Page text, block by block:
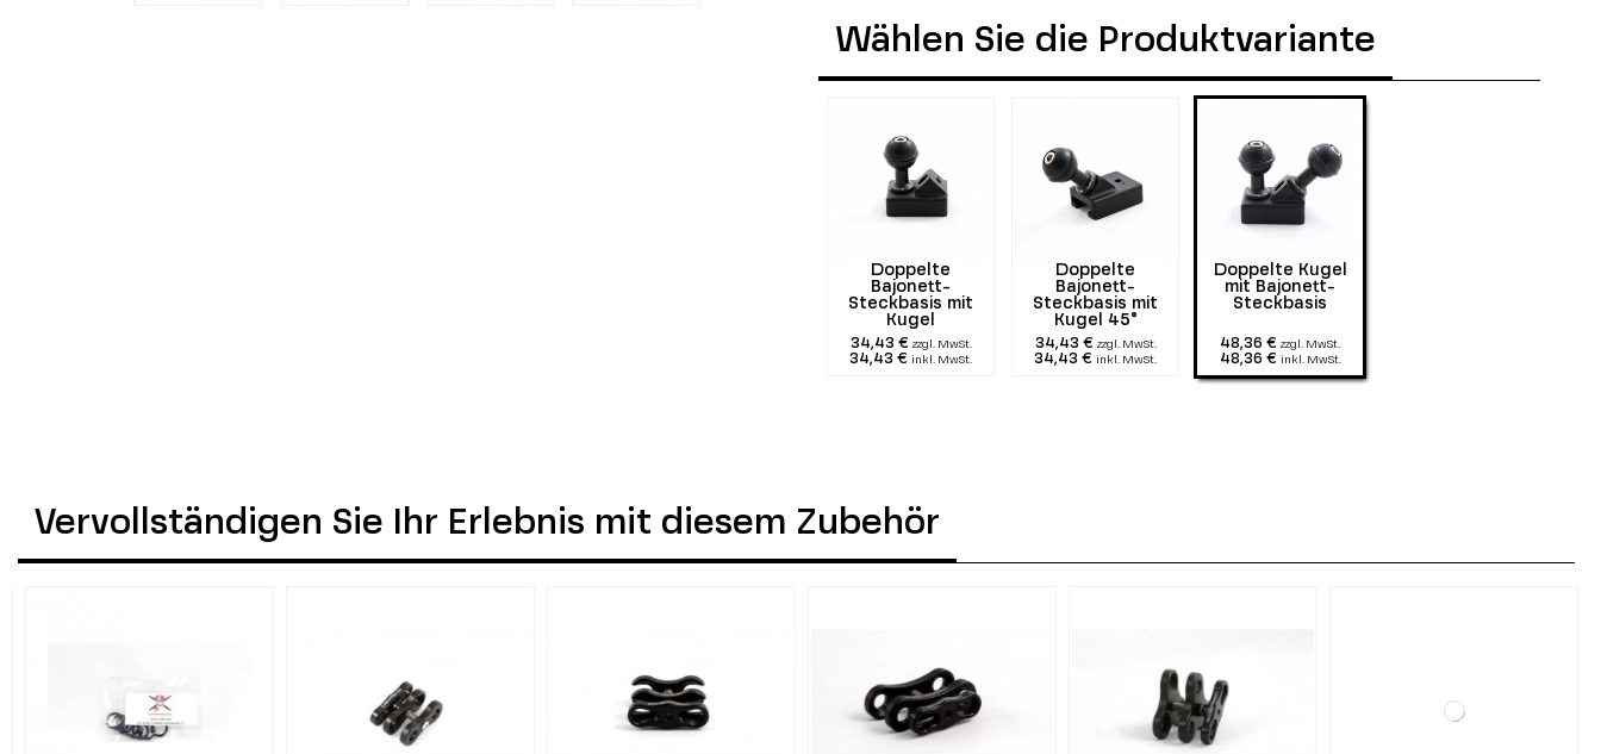
Wählen Sie die Produktvariante
Doppelte
Bajonett-
Steckbasis mit
Kugel
34,43 € zzgl. MwSt.
34,43 € inkl. MwSt.
Doppelte
Bajonett-
Steckbasis mit
Kugel 45°
34,43 € zzgl. MwSt.
34,43 € inkl. MwSt.
Doppelte Kugel
mit Bajonett-
Steckbasis
48,36 € zzgl. MwSt.
48,36 € inkl. MwSt.
Vervollständigen Sie Ihr Erlebnis mit diesem Zubehör